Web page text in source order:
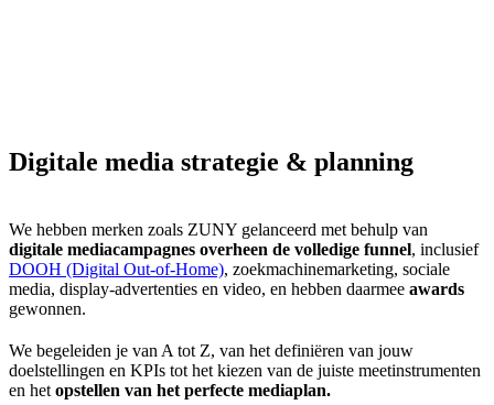
Digitale media strategie & planning
We hebben merken zoals ZUNY gelanceerd met behulp van
digitale mediacampagnes overheen de volledige funnel, inclusief
DOOH (Digital Out-of-Home), zoekmachinemarketing, sociale
media, display-advertenties en video, en hebben daarmee awards
gewonnen.
We begeleiden je van A tot Z, van het definiëren van jouw
doelstellingen en KPIs tot het kiezen van de juiste meetinstrumenten
en hetopstellen van het perfecte mediaplan.